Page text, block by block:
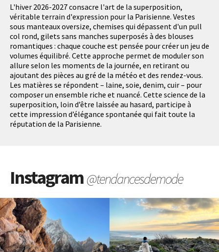
L'hiver 2026-2027 consacre l'art de la superposition,
véritable terrain d'expression pour la Parisienne. Vestes
sous manteaux oversize, chemises qui dépassent d'un pull
col rond, gilets sans manches superposés à des blouses
romantiques : chaque couche est pensée pour créer un jeu de
volumes équilibré. Cette approche permet de moduler son
allure selon les moments de la journée, en retirant ou
ajoutant des pièces au gré de la météo et des rendez-vous.
Les matières se répondent – laine, soie, denim, cuir – pour
composer un ensemble riche et nuancé. Cette science de la
superposition, loin d’être laissée au hasard, participe à
cette impression d’élégance spontanée qui fait toute la
réputation de la Parisienne.
Instagram@tendancesdemode